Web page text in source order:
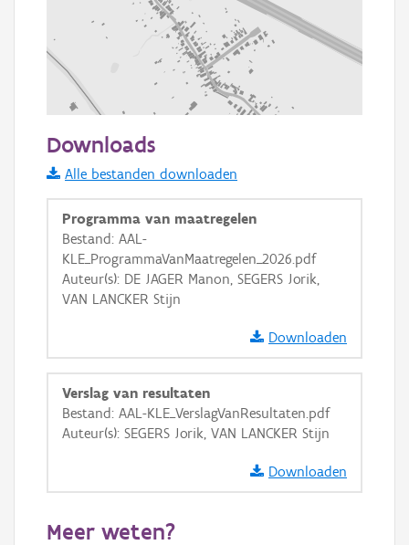
Informatie Vlaanderen
i
+ −
Basis Lagen
OSM-Basiskaart
GRB-Basiskaart
GRB-Basiskaart in grijswaarden
Downloads
Alle bestanden downloaden
Programma van maatregelen
Bestand: AAL-
KLE_ProgrammaVanMaatregelen_2026.pdf
Auteur(s): DE JAGER Manon, SEGERS Jorik,
VAN LANCKER Stijn
Downloaden
Verslag van resultaten
Bestand: AAL-KLE_VerslagVanResultaten.pdf
Auteur(s): SEGERS Jorik, VAN LANCKER Stijn
Downloaden
Meer weten?